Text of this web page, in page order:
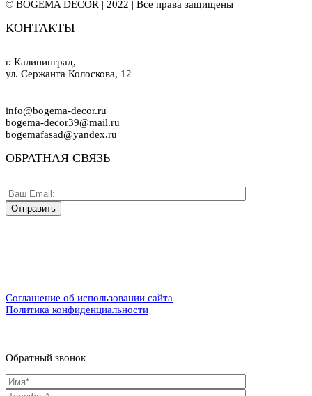
© BOGEMA DECOR | 2022 | Все права защищены
КОНТАКТЫ
г. Калининград,
ул. Сержанта Колоскова, 12
info@bogema-decor.ru
bogema-decor39@mail.ru
bogemafasad@yandex.ru
ОБРАТНАЯ СВЯЗЬ
Соглашение об использовании сайта
Политика конфиденциальности
Обратный звонок